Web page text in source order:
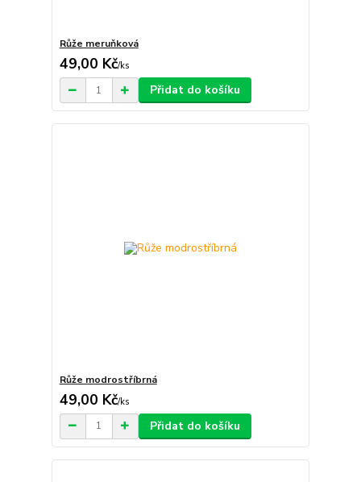
Růže meruňková
49,00 Kč/ks
Přidat do košíku
Růže modrostříbrná
49,00 Kč/ks
Přidat do košíku